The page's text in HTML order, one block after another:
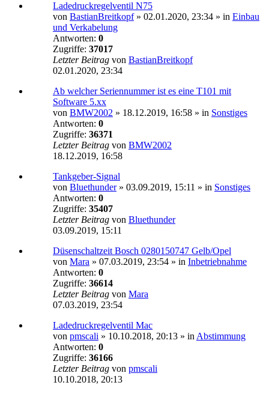
Ladedruckregelventil N75
von BastianBreitkopf» 02.01.2020, 23:34 » in Einbau
und Verkabelung
Antworten: 0
Zugriffe: 37017
Letzter Beitrag von BastianBreitkopf
02.01.2020, 23:34
Ab welcher Seriennummer ist es eine T101 mit
Software 5.xx
von BMW2002 » 18.12.2019, 16:58 » in Sonstiges
Antworten: 0
Zugriffe: 36371
Letzter Beitrag von BMW2002
18.12.2019, 16:58
Tankgeber-Signal
von Bluethunder» 03.09.2019, 15:11 » in Sonstiges
Antworten: 0
Zugriffe: 35407
Letzter Beitrag von Bluethunder
03.09.2019, 15:11
Düsenschaltzeit Bosch 0280150747 Gelb/Opel
von Mara » 07.03.2019, 23:54 » in Inbetriebnahme
Antworten: 0
Zugriffe: 36614
Letzter Beitrag von Mara
07.03.2019, 23:54
Ladedruckregelventil Mac
von pmscali » 10.10.2018, 20:13 » in Abstimmung
Antworten: 0
Zugriffe: 36166
Letzter Beitrag von pmscali
10.10.2018, 20:13